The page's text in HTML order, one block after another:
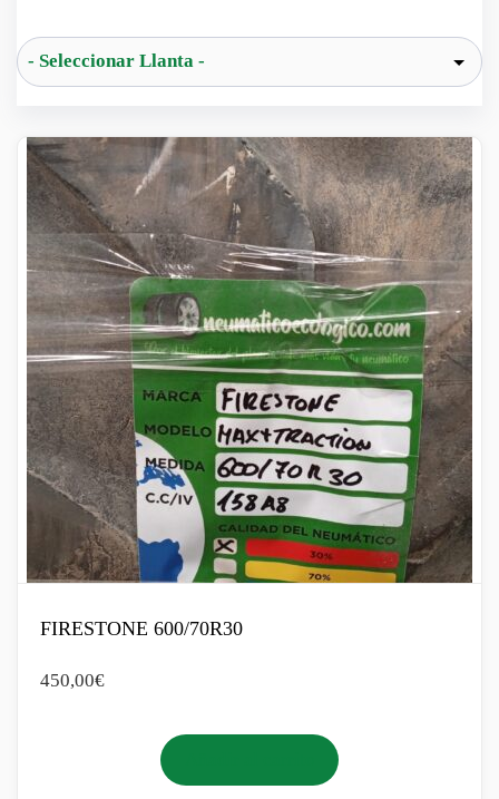
FIRESTONE 600/70R30
450,00€